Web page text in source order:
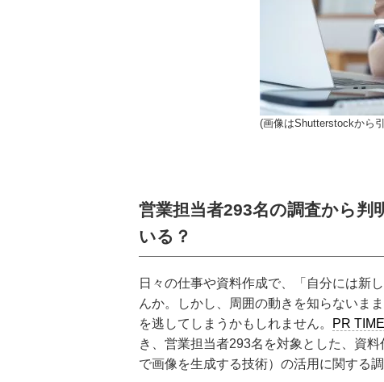
(画像はShutterstockから
営業担当者293名の調査から判
いる？
日々の仕事や資料作成で、「自分には新
んか。しかし、周囲の動きを知らないま
を逃してしまうかもしれません。
PR
き、営業担当者293名を対象とした、資
で画像を生成する技術）の活用に関する